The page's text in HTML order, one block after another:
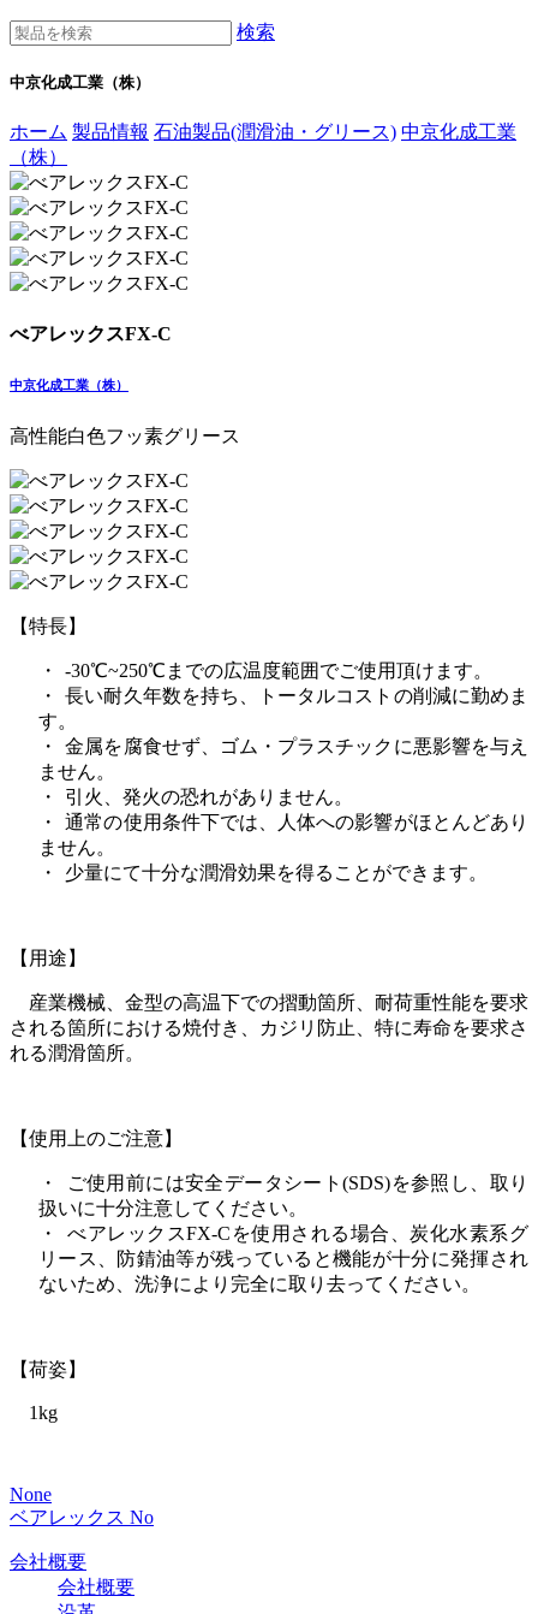
検索
中京化成工業（株）
ホーム 製品情報 石油製品(潤滑油・グリース) 中京化成工業
（株）
べアレックスFX-C
中京化成工業（株）
高性能白色フッ素グリース
【特長】
・ -30℃~250℃までの広温度範囲でご使用頂けます。
・
長い耐久年数を持ち、トータルコストの削減に勤めま
す。
・
金属を腐食せず、ゴム・プラスチックに悪影響を与え
ません。
・
引火、発火の恐れがありません。
・
通常の使用条件下では、人体への影響がほとんどあり
ません。
・
少量にて十分な潤滑効果を得ることができます。
【用途】
産業機械、金型の高温下での摺動箇所、耐荷重性能を要求
される箇所における焼付き、カジリ防止、特に寿命を要求さ
れる潤滑箇所。
【使用上のご注意】
・ ご使用前には安全データシート(SDS)を参照し、取り
扱いに十分注意してください。
・
べアレックスFX-C を使用される場合、炭化水素系グ
リース、防錆油等が残っていると機能が十分に発揮され
ないため、洗浄により完全に取り去ってください。
【荷姿】
1kg
None
ベアレックス No
会社概要
会社概要